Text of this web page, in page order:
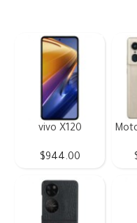
vivo X120
$944.00